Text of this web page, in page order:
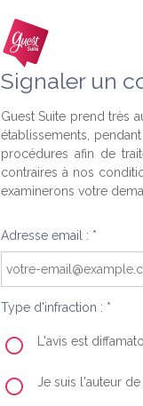
Signaler un
Guest Suite prend très
établissements,
procédures afin de
contraires à nos
examinerons votre
Adresse email : *
Type d'infraction : *
L'avis est
Je suis l'auteur